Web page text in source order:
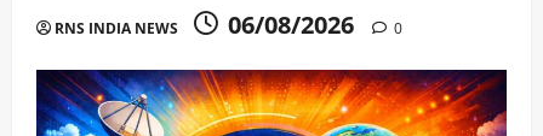
RNS INDIA NEWS 06/08/2026 0